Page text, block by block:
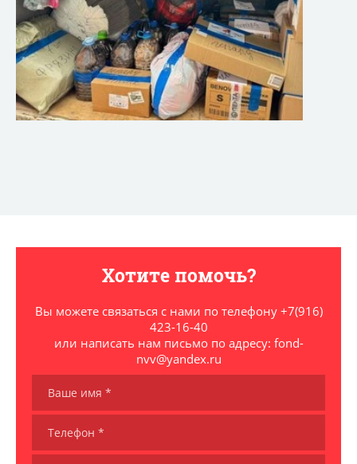
Хотите помочь?
Вы можете связаться с нами по телефону +7(916)
423-16-40
или написать нам письмо по адресу: fond-
nvv@yandex.ru